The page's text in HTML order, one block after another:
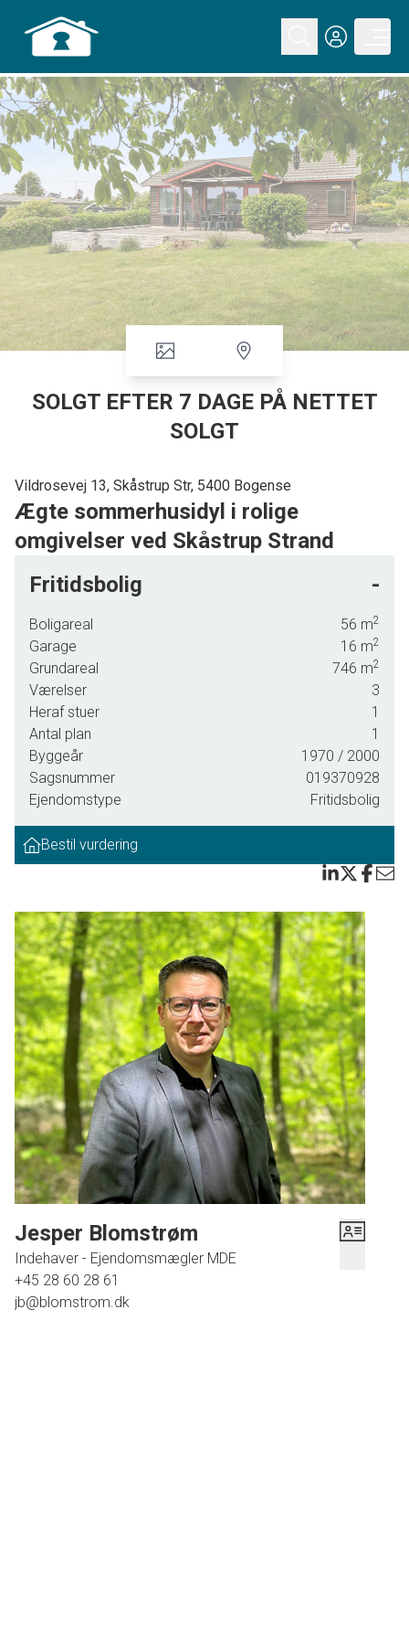
SOLGT EFTER 7 DAGE PÅ NETTET
SOLGT
Vildrosevej 13, Skåstrup Str, 5400 Bogense
Ægte sommerhusidyl i rolige
omgivelser ved Skåstrup Strand
sommerhusstemningen er intakt? Så er Vildrosevej 13 ved
Fritidsbolig -
Boligareal 56 m2
Garage 16 m2
Grundareal 746 m2
Værelser
3
Heraf stuer
1
Antal plan
1
Byggeår
1970 / 2000
Sagsnummer
019370928
Ejendomstype
Fritidsbolig
Bestil vurdering
Jesper Blomstrøm
Indehaver - Ejendomsmægler MDE
+45 28 60 28 61
jb@blomstrom.dk